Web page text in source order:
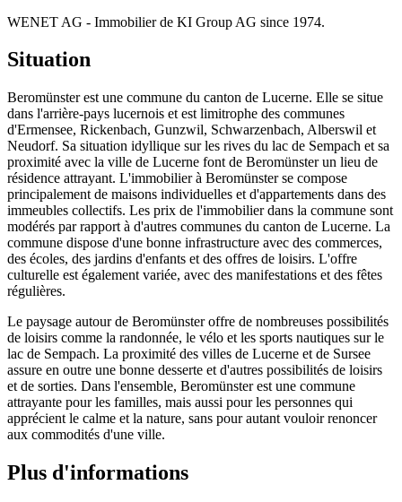
WENET AG - Immobilier de KI Group AG since 1974.
Situation
Beromünster est une commune du canton de Lucerne. Elle se situe
dans l'arrière-pays lucernois et est limitrophe des communes
d'Ermensee, Rickenbach, Gunzwil, Schwarzenbach, Alberswil et
Neudorf. Sa situation idyllique sur les rives du lac de Sempach et sa
proximité avec la ville de Lucerne font de Beromünster un lieu de
résidence attrayant. L'immobilier à Beromünster se compose
principalement de maisons individuelles et d'appartements dans des
immeubles collectifs. Les prix de l'immobilier dans la commune sont
modérés par rapport à d'autres communes du canton de Lucerne. La
commune dispose d'une bonne infrastructure avec des commerces,
des écoles, des jardins d'enfants et des offres de loisirs. L'offre
culturelle est également variée, avec des manifestations et des fêtes
régulières.
Le paysage autour de Beromünster offre de nombreuses possibilités
de loisirs comme la randonnée, le vélo et les sports nautiques sur le
lac de Sempach. La proximité des villes de Lucerne et de Sursee
assure en outre une bonne desserte et d'autres possibilités de loisirs
et de sorties. Dans l'ensemble, Beromünster est une commune
attrayante pour les familles, mais aussi pour les personnes qui
apprécient le calme et la nature, sans pour autant vouloir renoncer
aux commodités d'une ville.
Plus d'informations